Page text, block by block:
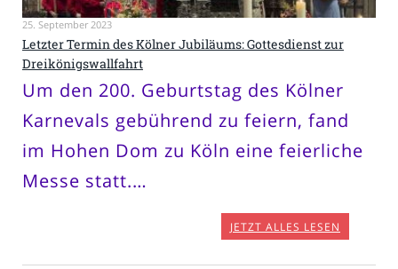
25. September 2023
Letzter Termin des Kölner Jubiläums: Gottesdienst zur
Dreikönigswallfahrt
Um den 200. Geburtstag des Kölner
Karnevals gebührend zu feiern, fand
im Hohen Dom zu Köln eine feierliche
Messe statt.…
JETZT ALLES LESEN